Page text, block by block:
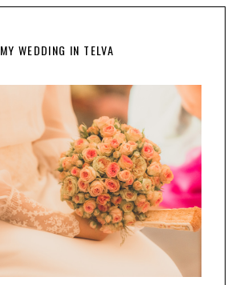
MY WEDDING IN TELVA